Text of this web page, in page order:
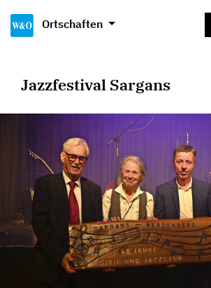
Ortschaften
Jazzfestival Sargans